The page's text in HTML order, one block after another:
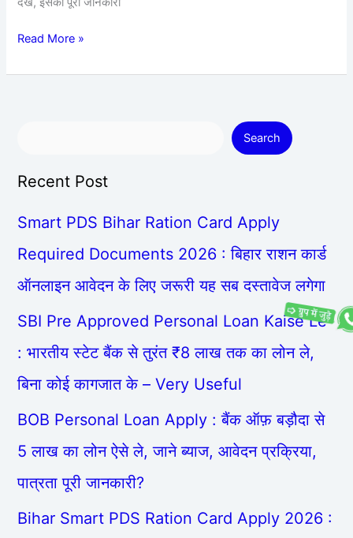
बाद
Read More »
Search
Recent Post
Smart PDS Bihar Ration Card Apply
Required Documents 2026 : बिहार राशन कार्ड
ऑनलाइन आवेदन के लिए जरूरी यह सब दस्तावेज लगेगा
SBI Pre Approved Personal Loan Kaise Le
: भारतीय स्टेट बैंक से तुरंत ₹8 लाख तक का लोन ले,
बिना कोई कागजात के – Very Useful
BOB Personal Loan Apply : बैंक ऑफ़ बड़ौदा से
5 लाख का लोन ऐसे ले, जाने ब्याज, आवेदन प्रक्रिया,
पात्रता पूरी जानकारी?
Bihar Smart PDS Ration Card Apply 2026 :